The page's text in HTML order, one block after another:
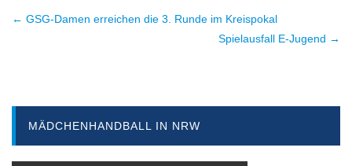
Beitragsnavigation
← GSG-Damen erreichen die 3. Runde im Kreispokal
Spielausfall E-Jugend →
MÄDCHENHANDBALL IN NRW